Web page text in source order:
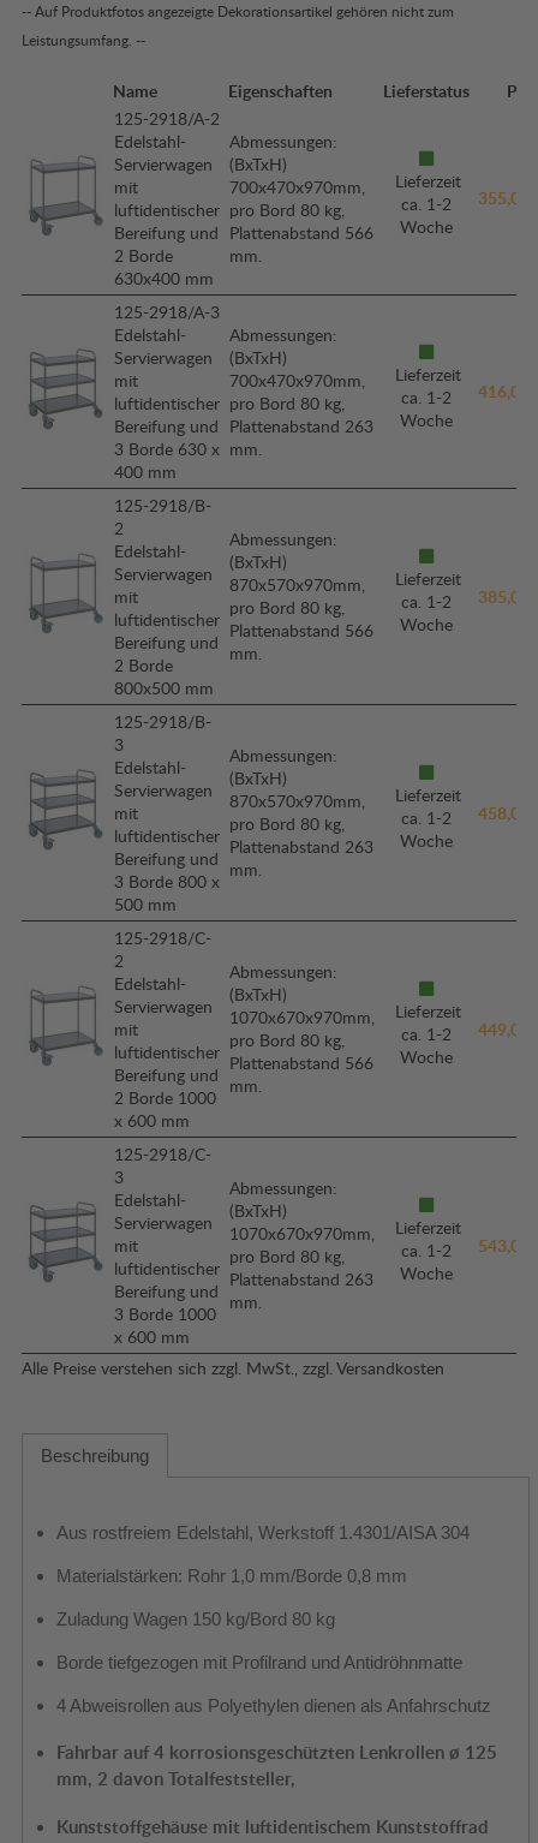
-- Auf Produktfotos angezeigte Dekorationsartikel gehören nicht zum
Leistungsumfang. --
Name Eigenschaften Lieferstatus
125-2918/A-2
Edelstahl-
Servierwagen
mit
luftidentischer
Bereifung und
2 Borde
630x400 mm
Abmessungen:
(BxTxH)
700x470x970mm,
pro Bord 80 kg,
Plattenabstand 566
mm.
Lieferzeit
ca. 1-2
Woche
355,00
125-2918/A-3
Edelstahl-
Servierwagen
mit
luftidentischer
Bereifung und
3 Borde 630 x
400 mm
Abmessungen:
(BxTxH)
700x470x970mm,
pro Bord 80 kg,
Plattenabstand 263
mm.
Lieferzeit
ca. 1-2
Woche
416,00
125-2918/B-
2
Edelstahl-
Servierwagen
mit
luftidentischer
Bereifung und
2 Borde
800x500 mm
Abmessungen:
(BxTxH)
870x570x970mm,
pro Bord 80 kg,
Plattenabstand 566
mm.
Lieferzeit
ca. 1-2
Woche
385,00
125-2918/B-
3
Edelstahl-
Servierwagen
mit
luftidentischer
Bereifung und
3 Borde 800 x
500 mm
Abmessungen:
(BxTxH)
870x570x970mm,
pro Bord 80 kg,
Plattenabstand 263
mm.
Lieferzeit
ca. 1-2
Woche
458,00
125-2918/C-
2
Edelstahl-
Servierwagen
mit
luftidentischer
Bereifung und
2 Borde 1000
x 600 mm
Abmessungen:
(BxTxH)
1070x670x970mm,
pro Bord 80 kg,
Plattenabstand 566
mm.
Lieferzeit
ca. 1-2
Woche
449,00
125-2918/C-
3
Edelstahl-
Servierwagen
mit
luftidentischer
Bereifung und
3 Borde 1000
x 600 mm
Abmessungen:
(BxTxH)
1070x670x970mm,
pro Bord 80 kg,
Plattenabstand 263
mm.
Lieferzeit
ca. 1-2
Woche
543,00
Alle Preise verstehen sich zzgl. MwSt., zzgl.Versandkosten
Beschreibung
Aus rostfreiem Edelstahl, Werkstoff 1.4301/AISA 304
Materialstärken: Rohr 1,0 mm/Borde 0,8 mm
Zuladung Wagen 150 kg/Bord 80 kg
Borde tiefgezogen mit Profilrand und Antidröhnmatte
4 Abweisrollen aus Polyethylen dienen als Anfahrschutz
Fahrbar auf 4 korrosionsgeschützten Lenkrollen ø 125
mm, 2 davon Totalfeststeller,
Kunststoffgehäuse mit luftidentischem Kunststoffrad